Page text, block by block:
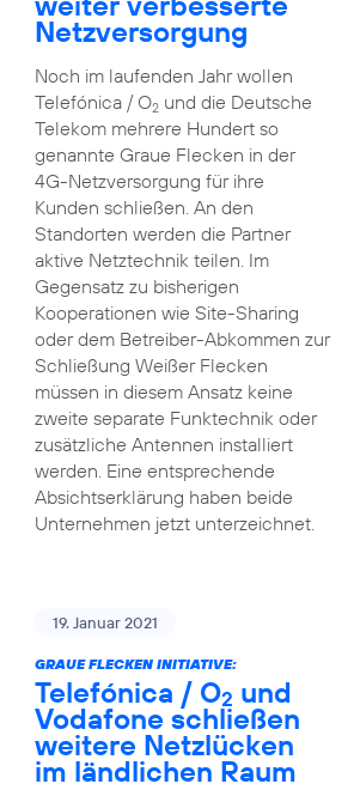
Netzversorgung
Noch im laufenden Jahr wollen
Telefónica / O2und die Deutsche
Telekom mehrere Hundert so
genannte Graue Flecken in der
4G-Netzversorgung für ihre
Kunden schließen. An den
Standorten werden die Partner
aktive Netztechnik teilen. Im
Gegensatz zu bisherigen
Kooperationen wie Site-Sharing
oder dem Betreiber-Abkommen zur
Schließung Weißer Flecken
müssen in diesem Ansatz keine
zweite separate Funktechnik oder
zusätzliche Antennen installiert
werden. Eine entsprechende
Absichtserklärung haben beide
Unternehmen jetzt unterzeichnet.
19. Januar 2021
GRAUE FLECKEN INITIATIVE:
Telefónica / O2 und
Vodafone schließen
weitere Netzlücken
im ländlichen Raum